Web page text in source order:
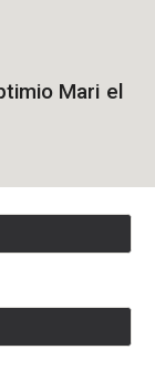
Mari el